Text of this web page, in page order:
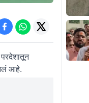
आहे.